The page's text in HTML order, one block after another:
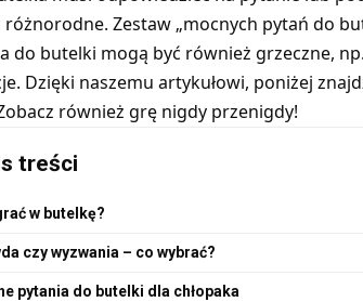
różnorodne. Zestaw „mocnych pytań do
do butelki mogą być również grzeczne,
Dzięki naszemu artykułowi, poniżej
również grę nigdy przenigdy!
treści
w butelkę?
czy wyzwania – co wybrać?
pytania do butelki dla chłopaka